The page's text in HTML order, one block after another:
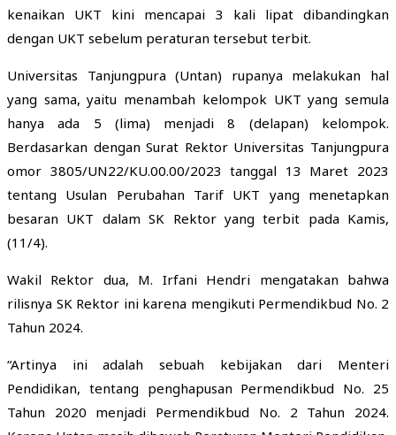
kenaikan UKT kini mencapai 3 kali lipat dibandingkan
dengan UKT sebelum peraturan tersebut terbit.
Universitas Tanjungpura (Untan) rupanya melakukan hal
yang sama, yaitu menambah kelompok UKT yang semula
hanya ada 5 (lima) menjadi 8 (delapan) kelompok.
Berdasarkan dengan Surat Rektor Universitas Tanjungpura
omor 3805/UN22/KU.00.00/2023 tanggal 13 Maret 2023
tentang Usulan Perubahan Tarif UKT yang menetapkan
besaran UKT dalam SK Rektor yang terbit pada Kamis,
(11/4).
Wakil Rektor dua, M. Irfani Hendri mengatakan bahwa
rilisnya SK Rektor ini karena mengikuti Permendikbud No. 2
Tahun 2024.
“Artinya ini adalah sebuah kebijakan dari Menteri
Pendidikan, tentang penghapusan Permendikbud No. 25
Tahun 2020 menjadi Permendikbud No. 2 Tahun 2024.